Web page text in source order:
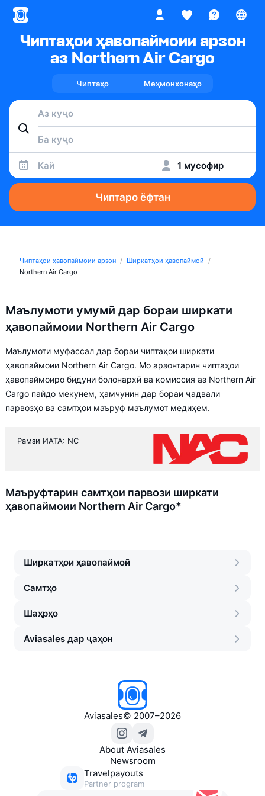
Чиптаҳои ҳавопаймоии арзон
аз Northern Air Cargo
Чиптаҳо Меҳмонхонаҳо
Кай 1 мусофир
Чиптаро ёфтан
Чиптаҳои ҳавопаймоии арзон
Ширкатҳои ҳавопаймоӣ
Northern Air Cargo
Маълумоти умумӣ дар бораи ширкати
ҳавопаймоии Northern Air Cargo
Маълумоти муфассал дар бораи чиптаҳои ширкати
ҳавопаймоии Northern Air Cargo. Мо арзонтарин чиптаҳои
ҳавопаймоиро бидуни болонархӣ ва комиссия аз Northern Air
Cargo пайдо мекунем, ҳамчунин дар бораи ҷадвали
парвозҳо ва самтҳои маъруф маълумот медиҳем.
Рамзи ИАТА: NC
Маъруфтарин самтҳои парвози ширкати
ҳавопаймоии Northern Air Cargo*
Ширкатҳои ҳавопаймоӣ
Самтҳо
Шаҳрҳо
Aviasales дар ҷаҳон
Aviasales© 2007–2026
About Aviasales
Newsroom
Travelpayouts
Partner program